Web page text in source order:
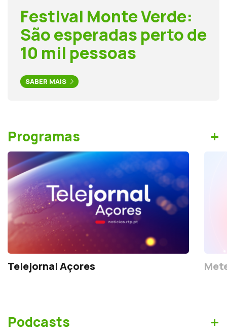
Festival Monte Verde:
São esperadas perto de
10 mil pessoas
SABER MAIS
Programas +
Telejornal Açores
Podcasts +